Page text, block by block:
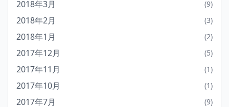
2018年3月 (9)
2018年2月 (3)
2018年1月 (2)
2017年12月 (5)
2017年11月 (1)
2017年10月 (1)
2017年7月 (9)